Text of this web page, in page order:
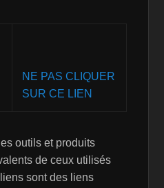
NE PAS CLIQUER
SUR CE LIEN
outils et produits
de ceux utilisés
sont des liens